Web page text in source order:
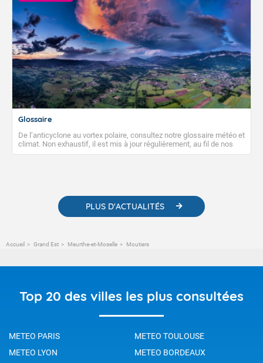
Glossaire
De l’anticyclone au vortex polaire, consultez notre glossaire météo et
climat. Non exhaustif, il est mis à jour régulièrement, au fil de nos
publications. Vous y trouverez également des liens utiles vers nos
PLUS D'ACTUALITÉS
Accueil Grand Est Meurthe-et-Moselle Moutiers
Top 20 des villes les plus consultées
METEO PARIS
METEO TOULOUSE
METEO LYON
METEO BORDEAUX